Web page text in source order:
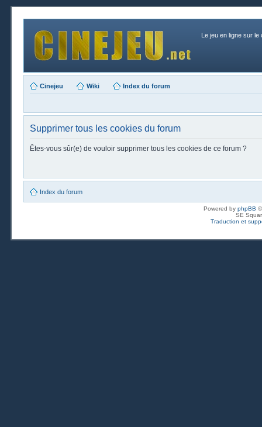
Le jeu en ligne sur le
Cinejeu Wiki Index du forum
Supprimer tous les cookies du forum
Êtes-vous sûr(e) de vouloir supprimer tous les cookies de ce forum ?
Index du forum
Powered by phpBB
SE
Traduction et